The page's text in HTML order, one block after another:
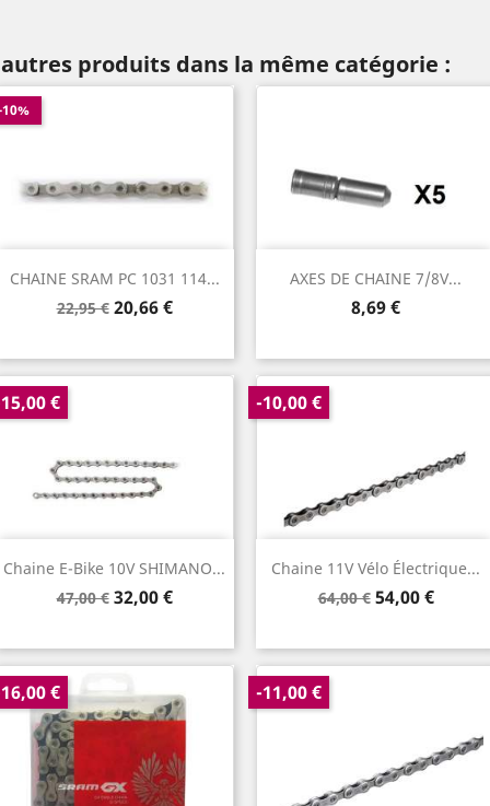
produits dans la même catégorie :
CHAINE SRAM PC 1031 114...
Prix
22,95 € Prix
20,66 €
AXES DE CHAINE 7/8V...
Prix
8,69 €
Chaine E-Bike 10V SHIMANO...
Prix
47,00 €
€
Prix
32,00 €
Chaine 11V Vélo Électrique...
Prix
64,00 €
-10,00 €
Prix
54,00 €
€ -11,00 €